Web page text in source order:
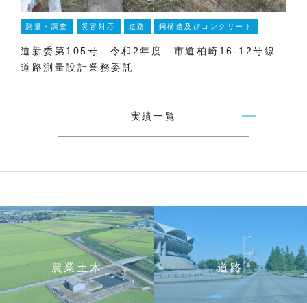
測量・調査 災害対応 道路 鋼構造及びコンクリート
道新委第105号 令和2年度 市道柏崎16-12号線
道路測量設計業務委託
実績一覧
農業土木 道路